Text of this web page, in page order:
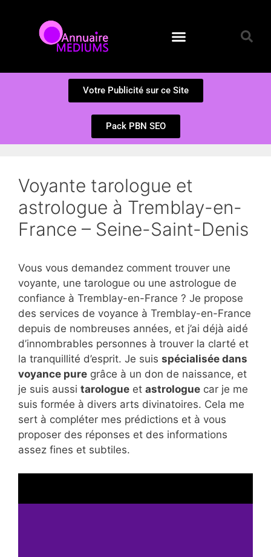
Votre Publicité sur ce Site
Pack PBN SEO
Voyante tarologue et
astrologue à Tremblay-en-
France – Seine-Saint-Denis
Vous vous demandez comment trouver une
voyante, une tarologue ou une astrologue de
confiance à Tremblay-en-France ? Je propose
des services de voyance à Tremblay-en-France
depuis de nombreuses années, et j’ai déjà aidé
d’innombrables personnes à trouver la clarté et
la tranquillité d’esprit. Je suis spécialisée dans
voyance pure grâce à un don de naissance, et
je suis aussi tarologue et astrologue car je me
suis formée à divers arts divinatoires. Cela me
sert à compléter mes prédictions et à vous
proposer des réponses et des informations
assez fines et subtiles.